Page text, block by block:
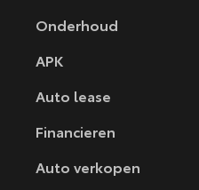
Onderhoud
APK
Auto lease
Financieren
Auto verkopen